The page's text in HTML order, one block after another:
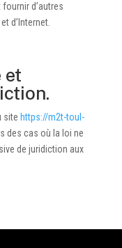
fournir d’autres
d’Internet.
et
site https://m2t-toul-
des cas où la loi ne
de juridiction aux